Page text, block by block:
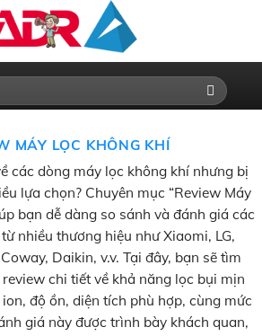
MÁY LỌC KHÔNG KHÍ
các dòng máy lọc không khí nhưng bị
lựa chọn? Chuyên mục “Review Máy
bạn dễ dàng so sánh và đánh giá các
nhiều thương hiệu như Xiaomi, LG,
Daikin, v.v. Tại đây, bạn sẽ tìm
chi tiết về khả năng lọc bụi mịn
độ ồn, diện tích phù hợp, cùng mức
giá này được trình bày khách quan,